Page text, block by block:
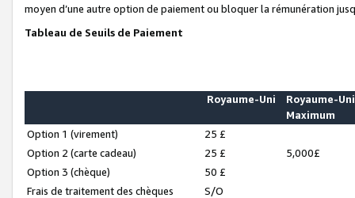
moyen d’une autre option de paiement ou bloquer la rémunération
Tableau de Seuils de Paiement
Royaume-Uni
Royaume-Uni
Maximum
Option 1 (virement)
25 £
Option 2 (carte cadeau)
25 £
5,000£
Option 3 (chèque)
50 £
Frais de traitement des chèques
S/O